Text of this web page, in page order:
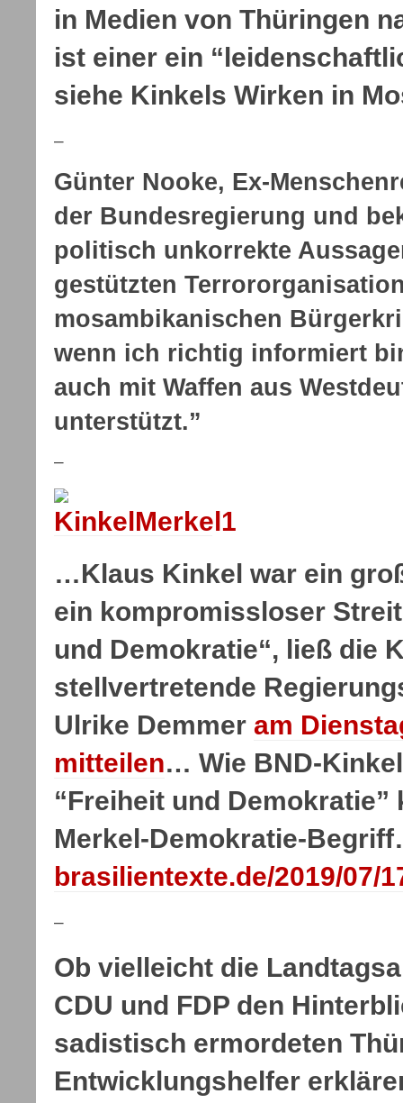
in Medien von Thüringen
ist einer ein
siehe Kinkels Wirken in
–
Günter Nooke, Ex-
der Bundesregierung und
politisch unkorrekte
gestützten
mosambikanischen
wenn ich richtig informiert
auch mit Waffen aus
unterstützt.”
–
…Klaus Kinkel war ein
ein kompromissloser
und Demokratie“, ließ die
stellvertretende
Ulrike Demmer am
mitteilen… Wie BND-
“Freiheit und Demokratie”
Merkel-Demokratie-
brasilientexte.de/2019/07/
–
Ob vielleicht die
CDU und FDP den
sadistisch ermordeten
Entwicklungshelfer